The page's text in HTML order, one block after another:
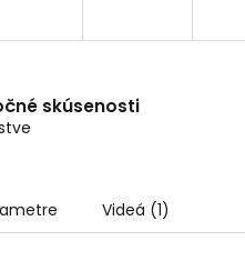
skúsenosti
Videá (1)